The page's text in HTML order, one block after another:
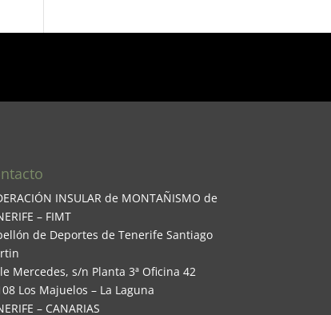
INSULAR de MONTAÑISMO de
– FIMT
de Deportes de Tenerife Santiago
Mercedes, s/n Planta 3ª Oficina 42
Los Majuelos – La Laguna
– CANARIAS